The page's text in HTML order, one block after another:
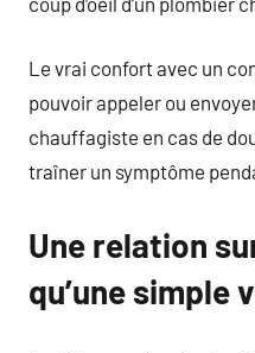
Le vrai confort avec un
pouvoir appeler ou
chauffagiste en cas de
traîner un symptôme
Une relation
qu’une simple